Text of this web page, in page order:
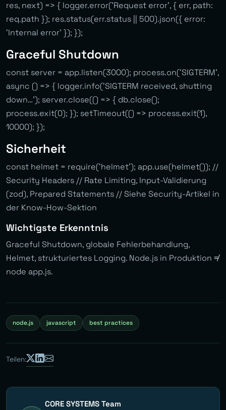
res, next) => { logger.error(‘Request error’, { err, path:
req.path }); res.status(err.status || 500).json({ error:
‘Internal error’ }); });
Graceful Shutdown
const server = app.listen(3000); process.on(‘SIGTERM’,
async () => { logger.info(‘SIGTERM received, shutting
down…’); server.close(() => { db.close();
process.exit(0); }); setTimeout(() => process.exit(1),
10000); });
Sicherheit
const helmet = require(‘helmet’); app.use(helmet()); //
Security Headers // Rate Limiting, Input-Validierung
(zod), Prepared Statements // Siehe Security-Artikel in
der Know-How-Sektion
Wichtigste Erkenntnis
Graceful Shutdown, globale Fehlerbehandlung,
Helmet, strukturiertes Logging. Node.js in Produktion ≠
node app.js.
node.js javascript best practices
Teilen:
CORE SYSTEMS Team